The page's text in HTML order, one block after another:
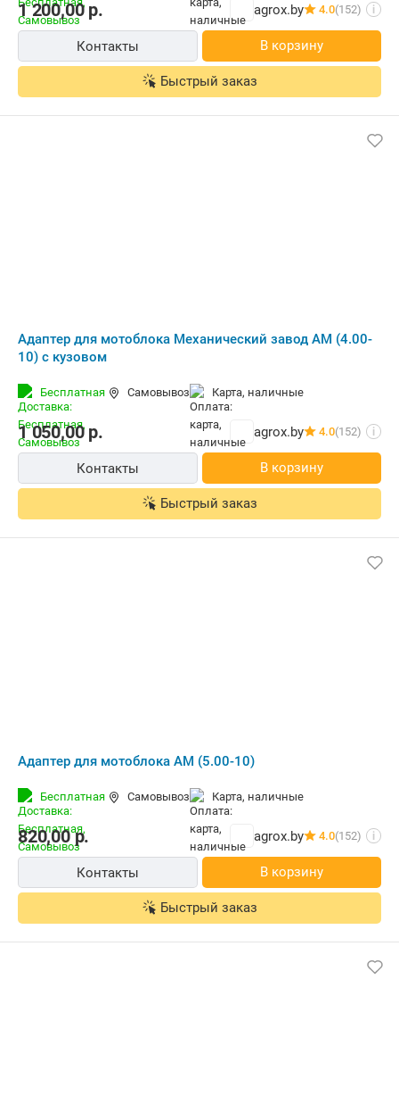
1 200,00р. agrox.by 4.0(152) i
Контакты В корзину
Быстрый заказ
Адаптер для мотоблока Механический завод АМ (4.00-
10) с кузовом
Бесплатная Самовывоз карта, наличные
1 050,00р. agrox.by 4.0(152) i
Контакты В корзину
Быстрый заказ
Адаптер для мотоблока АМ (5.00-10)
Бесплатная Самовывоз карта, наличные
820,00р. agrox.by 4.0(152) i
Контакты В корзину
Быстрый заказ